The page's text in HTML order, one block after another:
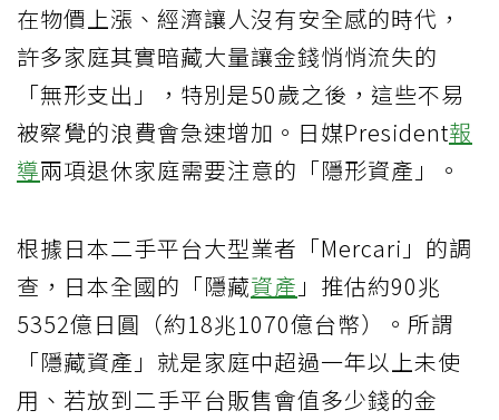
在物價上漲、經濟讓人沒有安全感的時代，
許多家庭其實暗藏大量讓金錢悄悄流失的
「無形支出」，特別是50歲之後，這些不易
被察覺的浪費會急速增加。日媒President報
導兩項退休家庭需要注意的「隱形資產」。
根據日本二手平台大型業者「Mercari」的調
查，日本全國的「隱藏資產 」推估約90兆
5352億日圓（約18兆1070億台幣）。所謂
「隱藏資產」就是家庭中超過一年以上未使
用、若放到二手平台販售會值多少錢的金